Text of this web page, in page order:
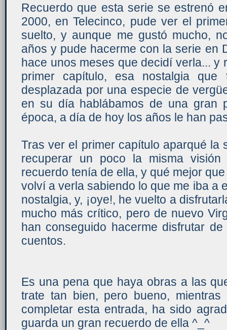
Recuerdo que esta serie se estrenó
2000, en Telecinco, pude ver el
suelto, y aunque me gustó mucho,
años y pude hacerme con la serie en
hace unos meses que decidí verla... y
primer capítulo, esa nostalgia
desplazada por una especie de
en su día hablábamos de una gran
época, a día de hoy los años le han
Tras ver el primer capítulo aparqué la
recuperar un poco la misma
recuerdo tenía de ella, y qué mejor
volví a verla sabiendo lo que me iba a
nostalgia, y, ¡oye!, he vuelto a
mucho más crítico, pero de nuevo
han conseguido hacerme disfrutar
cuentos.
Es una pena que haya obras a las
trate tan bien, pero bueno, mientras
completar esta entrada, ha sido
guarda un gran recuerdo de ella ^_^